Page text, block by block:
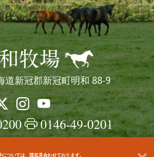
道新冠郡新冠町明和 88-9
0146-49-0201
については、現在見合わせております。